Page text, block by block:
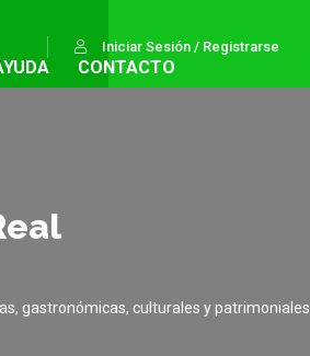
Iniciar Sesión / Registrarse
CONTACTO
gastronómicas, culturales y patrimoniales